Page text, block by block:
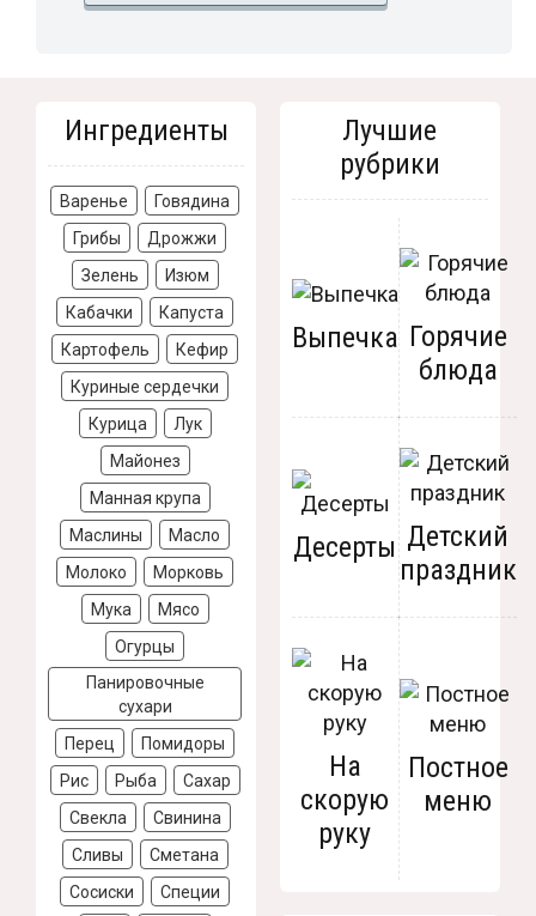
Ингредиенты
Варенье
Говядина
Грибы
Дрожжи
Зелень
Изюм
Кабачки
Капуста
Картофель
Кефир
Куриные сердечки
Курица
Лук
Майонез
Манная крупа
Маслины
Масло
Молоко
Морковь
Мука
Мясо
Огурцы
Панировочные
сухари
Перец
Помидоры
Рис
Рыба
Сахар
Свекла
Свинина
Сливы
Сметана
Сосиски
Специи
Лучшие
рубрики
Выпечка Горячие
блюда
Десерты Детский
праздник
На
скорую
руку
Постное
меню